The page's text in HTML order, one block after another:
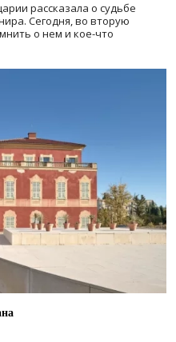
рассказала о судьбе
Сегодня, во вторую
о нем и кое-что